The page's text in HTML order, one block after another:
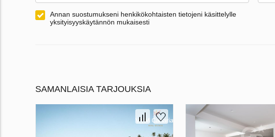
Annan suostumukseni henkikökohtaisten tietojeni käsittelylle
yksityisyyskäytännön mukaisesti
SAMANLAISIA TARJOUKSIA